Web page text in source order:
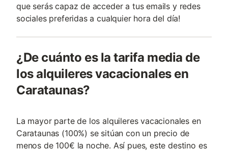
que serás capaz de acceder a tus emails y redes
sociales preferidas a cualquier hora del día!
¿De cuánto es la tarifa media de
los alquileres vacacionales en
Carataunas?
La mayor parte de los alquileres vacacionales en
Carataunas (100%) se sitúan con un precio de
menos de 100€ la noche. Así pues, este destino es